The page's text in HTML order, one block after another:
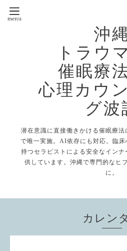
沖
トラウ
催眠療
心理カウ
グ波
潜在意識に直接働きかける催眠療
で唯一実施。AI依存にも対応。臨
持つセラピストによる安全なイン
供しています。沖縄で専門的なヒ
に。
カレン